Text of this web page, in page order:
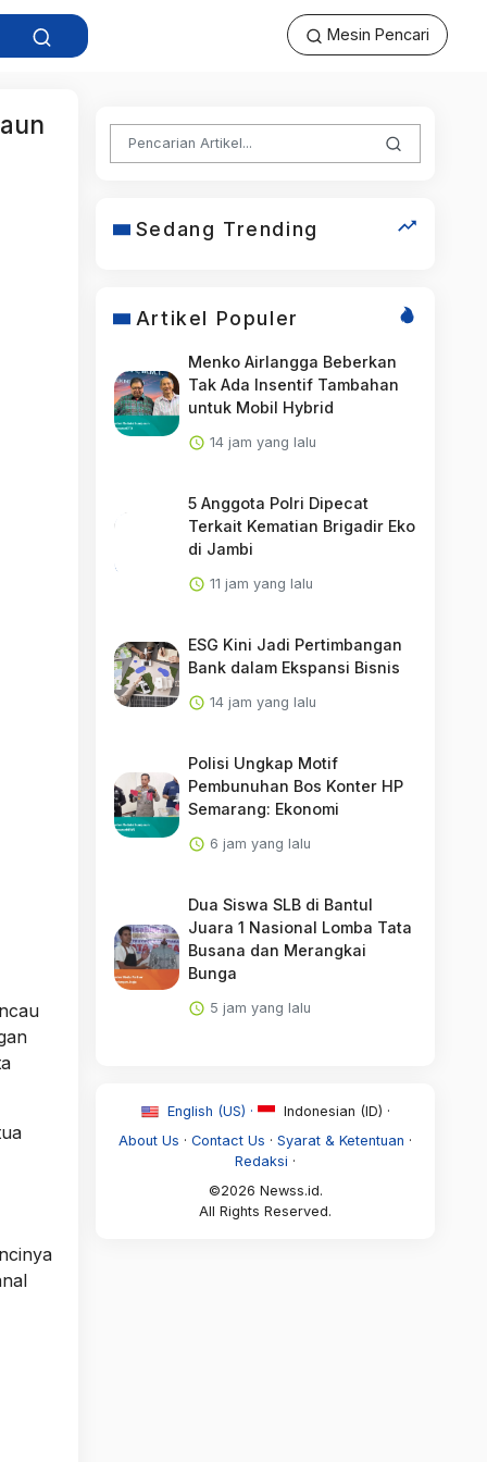
Mesin Pencari
Sedang Trending
Artikel Populer
Menko Airlangga Beberkan
Tak Ada Insentif Tambahan
untuk Mobil Hybrid
14 jam yang lalu
5 Anggota Polri Dipecat
Terkait Kematian Brigadir Eko
di Jambi
11 jam yang lalu
ESG Kini Jadi Pertimbangan
Bank dalam Ekspansi Bisnis
14 jam yang lalu
Polisi Ungkap Motif
Pembunuhan Bos Konter HP
Semarang: Ekonomi
6 jam yang lalu
Dua Siswa SLB di Bantul
Juara 1 Nasional Lomba Tata
Busana dan Merangkai
Bunga
5 jam yang lalu
English (US) ·
Indonesian (ID) ·
About Us · Contact Us · Syarat & Ketentuan ·
Redaksi ·
©2026 Newss.id.
All Rights Reserved.